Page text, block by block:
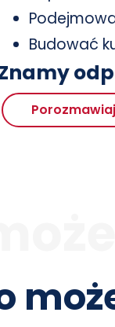
Budować